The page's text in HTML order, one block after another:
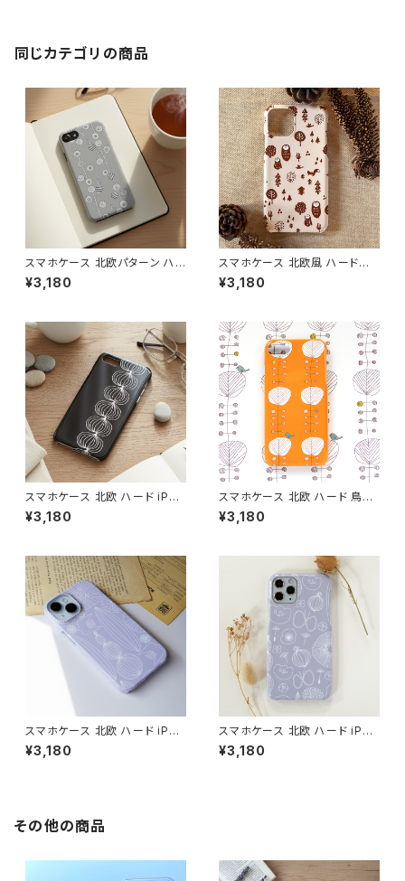
同じカテゴリの商品
スマホケース 北欧パターン ハ
ードケース iPhone17/galaxy/
Googlepixel/Xperia ニュア
レイ】 hardcase
¥3,180
スマホケース 北欧風 ハードケ
ース iPhone17/galaxy/Goog
lepixel/Xperia 動物 フクロウ
¥3,180
スマホケース 北欧 ハード iPho
ne17/16/15/ モノトーン シンプ
ル ギフト おしゃれ【玉ねぎ】 har
¥3,180
スマホケース 北欧 ハード 鳥柄
iPhone17/16/Pixel/Galaxy
大人可愛い【オレンジの木と鳥】
¥3,180
スマホケース 北欧 ハード iPho
ne17/16/15/galaxy/pixel グ
レーニュアンスカラー 鳥 花柄
¥3,180
スマホケース 北欧 ハード iPho
ne17/16/15/Xperia/pixel 花
柄 シンプル 大人可愛い 【ひだま
¥3,180
その他の商品